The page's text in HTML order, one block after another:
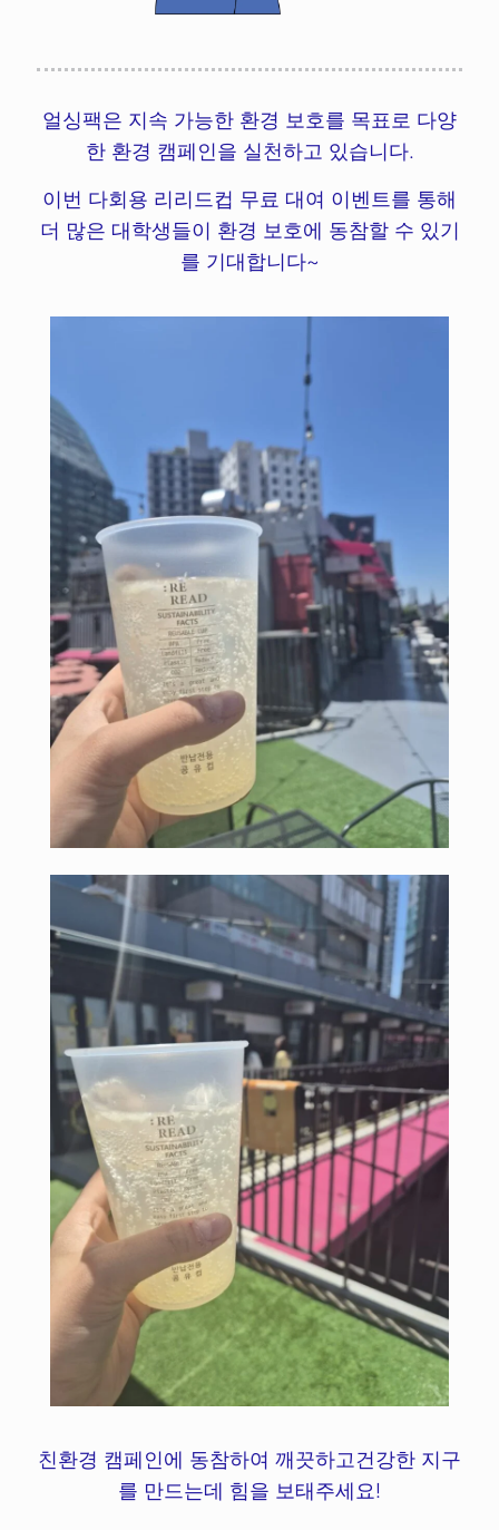
얼싱팩은 지속 가능한 환경 보호를 목표로 다양
한 환경 캠페인을 실천하고 있습니다.
이번 다회용 리리드컵 무료 대여 이벤트를 통해
더 많은 대학생들이 환경 보호에 동참할 수 있기
를 기대합니다~
친환경 캠페인에 동참하여 깨끗하고건강한 지구
를 만드는데 힘을 보태주세요!